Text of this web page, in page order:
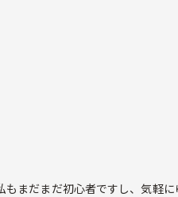
まだまだ初心者ですし、気軽